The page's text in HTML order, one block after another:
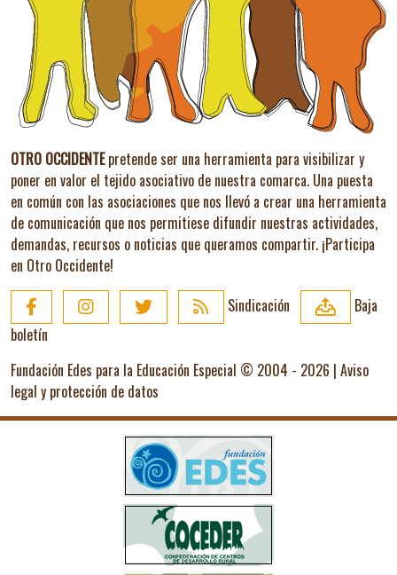
OTRO OCCIDENTEpretende ser una herramienta para visibilizar y
poner en valor el tejido asociativo de nuestra comarca. Una puesta
en común con las asociaciones que nos llevó a crear una herramienta
de comunicación que nos permitiese difundir nuestras actividades,
demandas, recursos o noticias que queramos compartir. ¡Participa
en Otro Occidente!
Sindicación
Baja
boletín
Fundación Edes para la Educación Especial © 2004 - 2026 | Aviso
legal y protección de datos